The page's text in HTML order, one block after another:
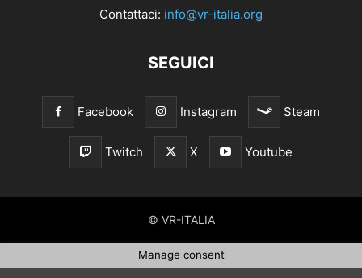
Contattaci: info@vr-italia.org
SEGUICI
Facebook Instagram Steam
Twitch X Youtube
© VR-ITALIA
Manage consent